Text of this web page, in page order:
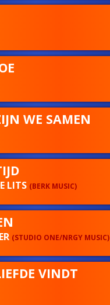
WE SAMEN
LITS (BERK MUSIC)
(STUDIO ONE/NRGY MUSIC)
VINDT